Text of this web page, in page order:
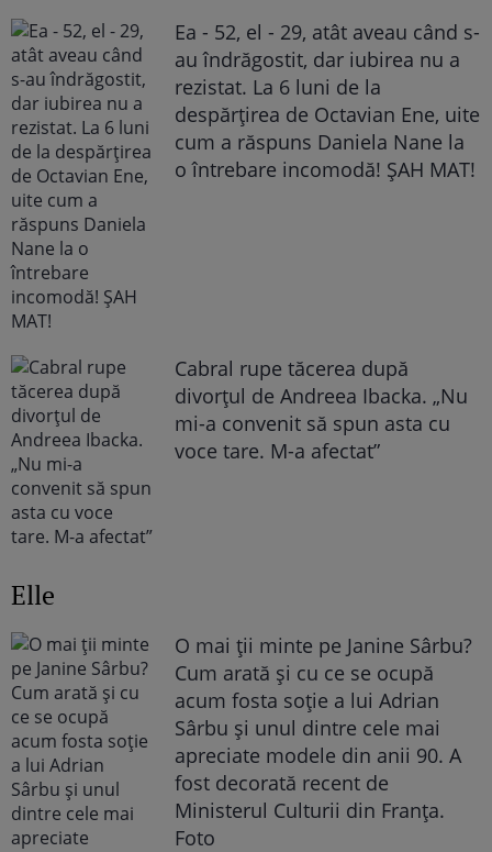
Ea - 52, el - 29, atât aveau când s-
au îndrăgostit, dar iubirea nu a
rezistat. La 6 luni de la
despărțirea de Octavian Ene, uite
cum a răspuns Daniela Nane la
o întrebare incomodă! ȘAH MAT!
Cabral rupe tăcerea după
divorțul de Andreea Ibacka. „Nu
mi-a convenit să spun asta cu
voce tare. M-a afectat”
Elle
O mai ții minte pe Janine Sârbu?
Cum arată și cu ce se ocupă
acum fosta soție a lui Adrian
Sârbu și unul dintre cele mai
apreciate modele din anii 90. A
fost decorată recent de
Ministerul Culturii din Franța.
Foto